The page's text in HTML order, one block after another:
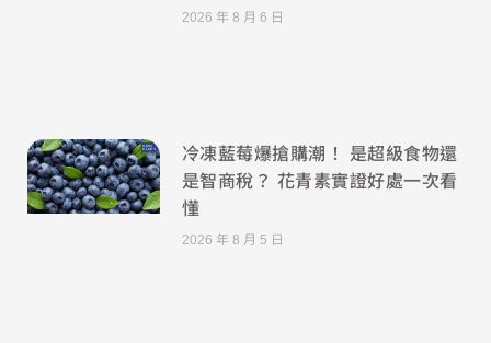
2026 年 8 月 6 日
冷凍藍莓爆搶購潮！ 是超級食物還
是智商稅？ 花青素實證好處一次看
懂
2026 年 8 月 5 日